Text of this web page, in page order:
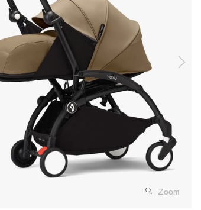
Zoom